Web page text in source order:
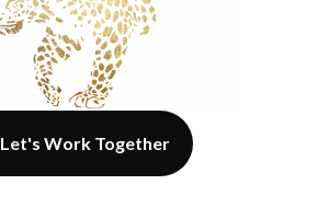
Let's Work Together